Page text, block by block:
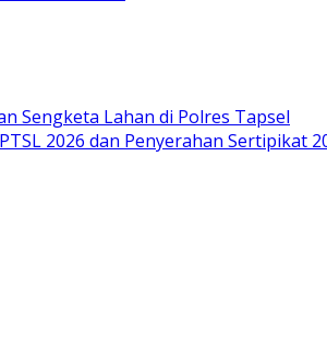
Sengketa Lahan di Polres Tapsel
2026 dan Penyerahan Sertipikat